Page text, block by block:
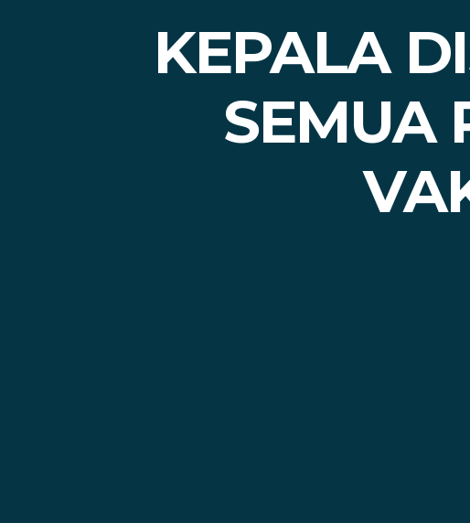
KEPALA
SEMUA